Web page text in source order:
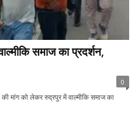
समाज का प्रदर्शन,
0
मांग को लेकर रुद्रपुर में वाल्मीकि समाज का